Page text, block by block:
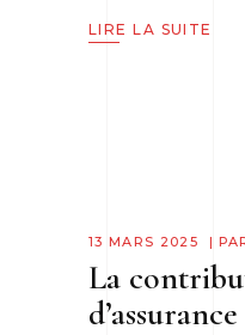
LIRE LA SUITE
13 MARS 2025
La